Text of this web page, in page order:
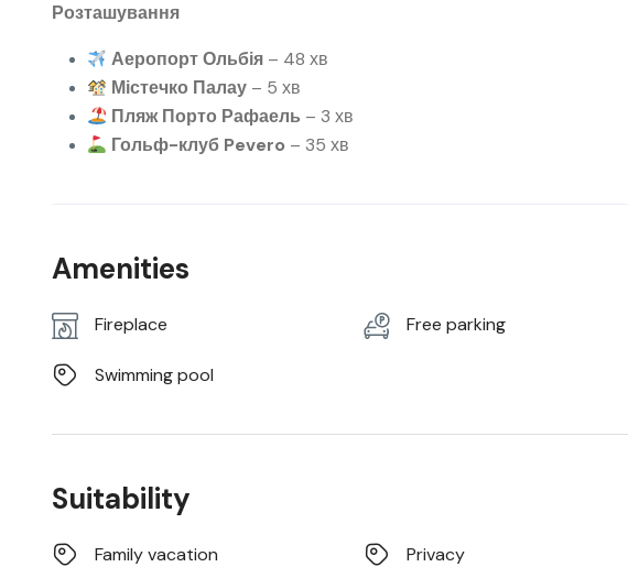
Розташування
Аеропорт Ольбія – 48 хв
Містечко Палау – 5 хв
Пляж Порто Рафаель – 3 хв
Гольф-клуб Pevero – 35 хв
Amenities
Fireplace Free parking
Swimming pool
Suitability
Family vacation Privacy